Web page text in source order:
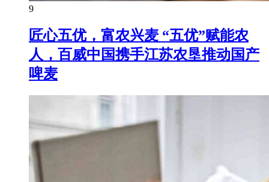
9
匠心五优，富农兴麦 “五优”赋能农
人，百威中国携手江苏农垦推动国产
啤麦